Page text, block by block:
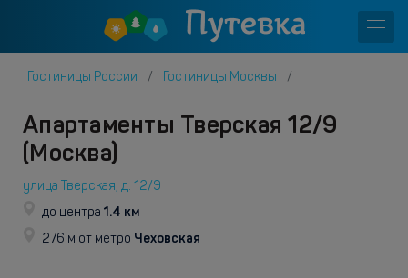
Гостиницы России Гостиницы Москвы
Апартаменты Тверская 12/9
(Москва)
улица Тверская, д. 12/9
до центра 1.4 км
276 м от метро Чеховская